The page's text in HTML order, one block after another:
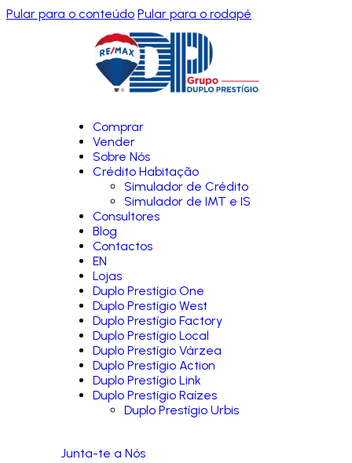
Pular para o conteúdo Pular para o rodapé
Comprar
Vender
Sobre Nós
Crédito Habitação
Simulador de Crédito
Simulador de IMT e IS
Consultores
Blog
Contactos
EN
Lojas
Duplo Prestígio One
Duplo Prestígio West
Duplo Prestígio Factory
Duplo Prestígio Local
Duplo Prestígio Várzea
Duplo Prestígio Action
Duplo Prestígio Link
Duplo Prestígio Raízes
Duplo Prestígio Urbis
Junta-te a Nós